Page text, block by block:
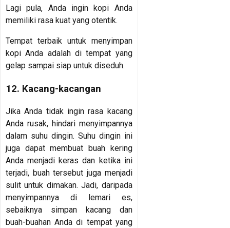
Lagi pula, Anda ingin kopi Anda
memiliki rasa kuat yang otentik.
Tempat terbaik untuk menyimpan
kopi Anda adalah di tempat yang
gelap sampai siap untuk diseduh.
12. Kacang-kacangan
Jika Anda tidak ingin rasa kacang
Anda rusak, hindari menyimpannya
dalam suhu dingin. Suhu dingin ini
juga dapat membuat buah kering
Anda menjadi keras dan ketika ini
terjadi, buah tersebut juga menjadi
sulit untuk dimakan. Jadi, daripada
menyimpannya di lemari es,
sebaiknya simpan kacang dan
buah-buahan Anda di tempat yang